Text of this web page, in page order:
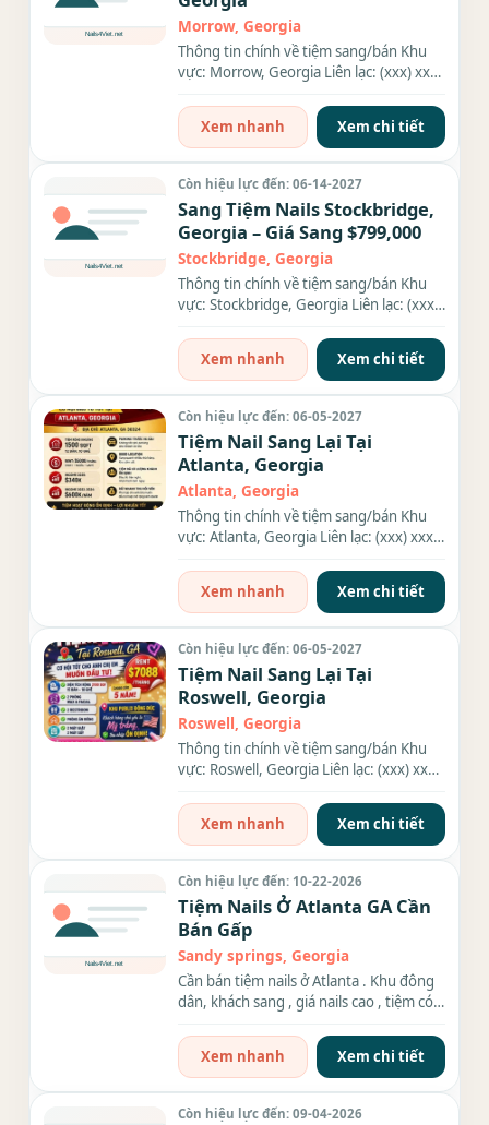
Morrow, Georgia
Thông tin chính về tiệm sang/bán Khu
vực: Morrow, Georgia Liên lạc: (xxx) xxx-
Xem nhanh
Xem chi tiết
Còn hiệu lực đến: 06-14-2027
Sang Tiệm Nails Stockbridge,
Georgia – Giá Sang $799,000
Stockbridge, Georgia
Thông tin chính về tiệm sang/bán Khu
vực: Stockbridge, Georgia Liên lạc: (xxx)
Xem nhanh
Xem chi tiết
Còn hiệu lực đến: 06-05-2027
Tiệm Nail Sang Lại Tại
Atlanta, Georgia
Atlanta, Georgia
Thông tin chính về tiệm sang/bán Khu
vực: Atlanta, Georgia Liên lạc: (xxx) xxx-
Xem nhanh
Xem chi tiết
Còn hiệu lực đến: 06-05-2027
Tiệm Nail Sang Lại Tại
Roswell, Georgia
Roswell, Georgia
Thông tin chính về tiệm sang/bán Khu
vực: Roswell, Georgia Liên lạc: (xxx) xxx-
Xem nhanh
Xem chi tiết
Còn hiệu lực đến: 10-22-2026
Tiệm Nails Ở Atlanta GA Cần
Bán Gấp
Sandy springs, Georgia
Cần bán tiệm nails ở Atlanta . Khu đông
dân, khách sang , giá nails cao , tiệm có
Xem nhanh
Xem chi tiết
Còn hiệu lực đến: 09-04-2026